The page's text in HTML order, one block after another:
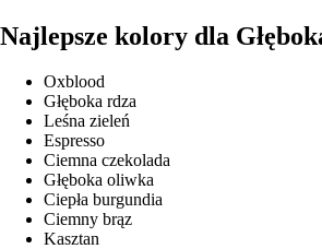
Najlepsze kolory dla
Oxblood
Głęboka rdza
Leśna zieleń
Espresso
Ciemna czekolada
Głęboka oliwka
Ciepła burgundia
Ciemny brąz
Kasztan